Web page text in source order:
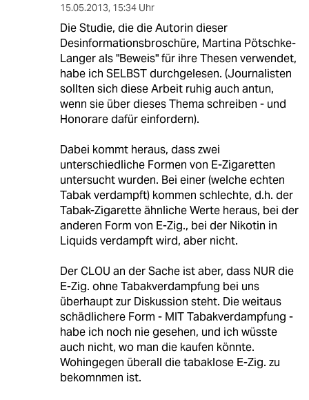
15.05.2013, 15:34 Uhr
Die Studie, die die Autorin dieser
Desinformationsbroschüre, Martina Pötschke-
Langer als "Beweis" für ihre Thesen verwendet,
habe ich SELBST durchgelesen. (Journalisten
sollten sich diese Arbeit ruhig auch antun,
wenn sie über dieses Thema schreiben - und
Honorare dafür einfordern).
Dabei kommt heraus, dass zwei
unterschiedliche Formen von E-Zigaretten
untersucht wurden. Bei einer (welche echten
Tabak verdampft) kommen schlechte, d.h. der
Tabak-Zigarette ähnliche Werte heraus, bei der
anderen Form von E-Zig., bei der Nikotin in
Liquids verdampft wird, aber nicht.
Der CLOU an der Sache ist aber, dass NUR die
E-Zig. ohne Tabakverdampfung bei uns
überhaupt zur Diskussion steht. Die weitaus
schädlichere Form - MIT Tabakverdampfung -
habe ich noch nie gesehen, und ich wüsste
auch nicht, wo man die kaufen könnte.
Wohingegen überall die tabaklose E-Zig. zu
bekomnmen ist.